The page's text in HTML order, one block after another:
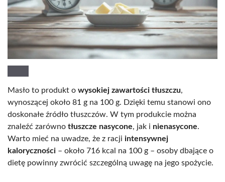
Masło to produkt o wysokiej zawartości tłuszczu,
wynoszącej około 81 g na 100 g. Dzięki temu stanowi ono
doskonałe źródło tłuszczów. W tym produkcie można
znaleźć zarówno tłuszcze nasycone, jak i nienasycone.
Warto mieć na uwadze, że z racji intensywnej
kaloryczności – około 716 kcal na 100 g – osoby dbające o
dietę powinny zwrócić szczególną uwagę na jego spożycie.